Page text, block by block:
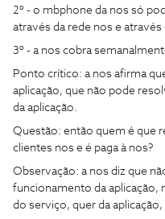
2º - o mbphone da nos só
através da rede nos e
3º - a nos cobra
Ponto crítico: a nos afirma
aplicação, que não pode
da aplicação.
Questão: então quem é que
clientes nos e é paga à nos?
Observação: a nos diz que
funcionamento da aplicação,
do serviço, quer da